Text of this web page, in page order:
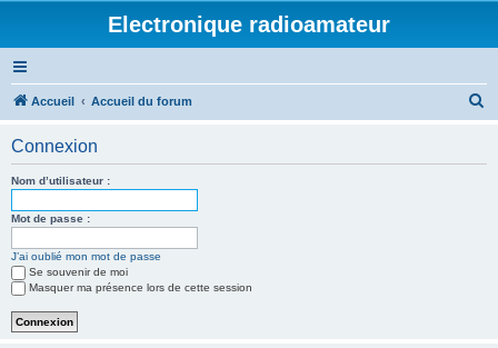
Electronique radioamateur
Accueil Accueil du forum
Connexion
Nom d’utilisateur :
Mot de passe :
J’ai oublié mon mot de passe
Se souvenir de moi
Masquer ma présence lors de cette session